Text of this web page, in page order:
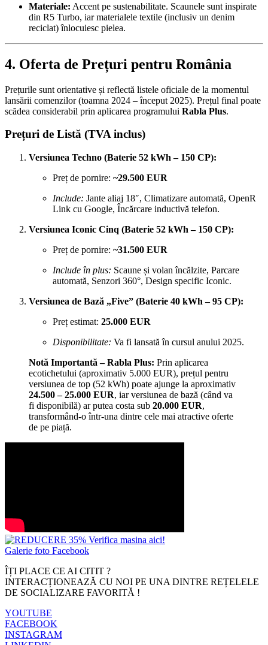
Materiale: Accent pe sustenabilitate. Scaunele sunt inspirate
din R5 Turbo, iar materialele textile (inclusiv un denim
reciclat) înlocuiesc pielea.
4. Oferta de Prețuri pentru România
Prețurile sunt orientative și reflectă listele oficiale de la momentul
lansării comenzilor (toamna 2024 – început 2025). Prețul final poate
scădea considerabil prin aplicarea programului Rabla Plus.
Prețuri de Listă (TVA inclus)
Versiunea Techno (Baterie 52 kWh – 150 CP):
Preț de pornire: ~29.500 EUR
Include: Jante aliaj 18″, Climatizare automată, OpenR
Link cu Google, Încărcare inductivă telefon.
Versiunea Iconic Cinq (Baterie 52 kWh – 150 CP):
Preț de pornire: ~31.500 EUR
Include în plus: Scaune și volan încălzite, Parcare
automată, Senzori 360°, Design specific Iconic.
Versiunea de Bază „Five” (Baterie 40 kWh – 95 CP):
Preț estimat: 25.000 EUR
Disponibilitate: Va fi lansată în cursul anului 2025.
Notă Importantă – Rabla Plus: Prin aplicarea
ecotichetului (aproximativ 5.000 EUR), prețul pentru
versiunea de top (52 kWh) poate ajunge la aproximativ
24.500 – 25.000 EUR, iar versiunea de bază (când va
fi disponibilă) ar putea costa sub 20.000 EUR,
transformând-o într-una dintre cele mai atractive oferte
de pe piață.
Galerie foto Facebook
ÎȚI PLACE CE AI CITIT ?
INTERACȚIONEAZĂ CU NOI PE UNA DINTRE REȚELELE
DE SOCIALIZARE FAVORITĂ !
YOUTUBE
FACEBOOK
INSTAGRAM